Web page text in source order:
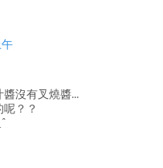
沒有叉燒醬...
？？